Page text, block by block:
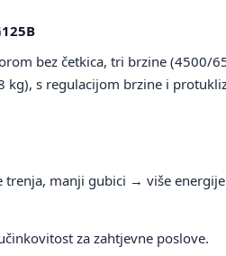
bez četkica, tri brzine (4500/
s regulacijom brzine i
trenja, manji gubici → više
za zahtjevne poslove.